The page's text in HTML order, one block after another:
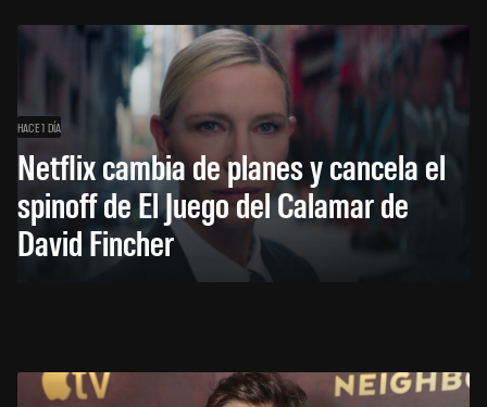
HACE 1 DÍA
Netflix cambia de planes y cancela el
spinoff de El Juego del Calamar de
David Fincher